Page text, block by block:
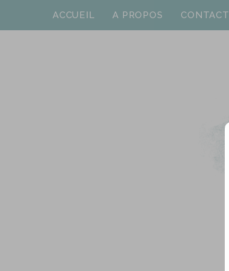
ACCUEIL A PROPOS CONTACT